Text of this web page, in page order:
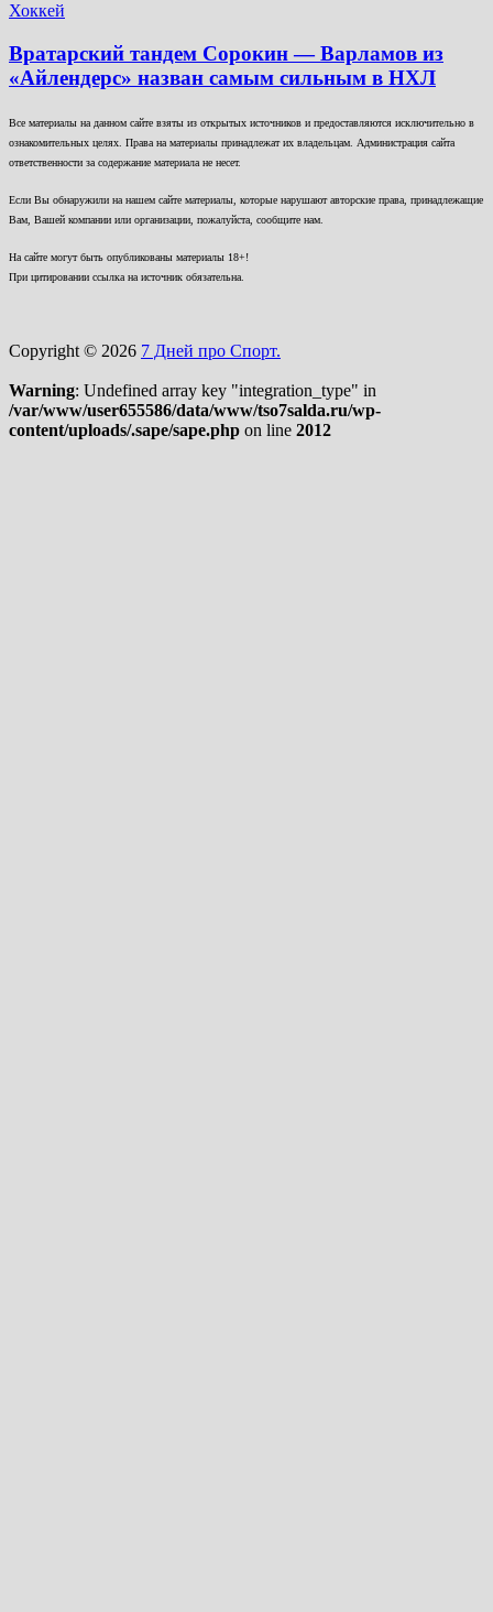
Хоккей
Вратарский тандем Сорокин — Варламов из
«Айлендерс» назван самым сильным в НХЛ
Все материалы на данном сайте взяты из открытых источников и предоставляются исключительно в
ознакомительных целях. Права на материалы принадлежат их владельцам. Администрация сайта
ответственности за содержание материала не несет.
Если Вы обнаружили на нашем сайте материалы, которые нарушают авторские права, принадлежащие
Вам, Вашей компании или организации, пожалуйста, сообщите нам.
На сайте могут быть опубликованы материалы 18+!
При цитировании ссылка на источник обязательна.
Copyright © 2026 7 Дней про Спорт.
Warning: Undefined array key "integration_type" in
/var/www/user655586/data/www/tso7salda.ru/wp-
content/uploads/.sape/sape.php on line 2012